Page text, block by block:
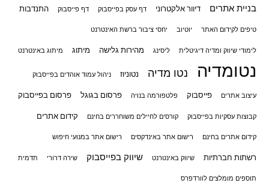
בניית אתרים דיוור אלקטרוני דף עסק בפייסבוק דף פייסבוק התנדבות
טיפים לקידום האתר יוטיוב יחסי ציבור ברשת האינטרנט
לימודי שיווק ומדיה דיגיטלית ליסינג מהירות גלישה מיתוג מיתוג באינטרנט
נטומדיה נטו מדיה נטוניוז ניהול עמוד אוהדים בפייסבוק
עיצוב אתרים פייסבוק פלטפורמה בנויה פרסום בגוגל פרסום בפייסבוק
קבוצות עסקיות בפייסבוק קורסים לחיילים משוחררים בחינם קידום אתרים
קידום אתרים בחינם רישום אתר באינדקסים רישום אתר במנועי חיפוש
רשתות חברתיות שיווק באינטרנט שיווק בפייסבוק שירה דרורי תדמית
תוספים מומלצים לוורדפרס